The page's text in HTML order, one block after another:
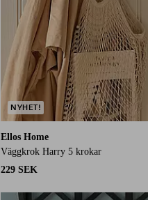
Ellos Home
Väggkrok Harry 5 krokar
229 SEK
NYHET!